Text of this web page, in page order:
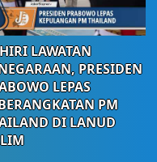
LAWATAN
PRESIDEN
LEPAS
PM
DI LANUD